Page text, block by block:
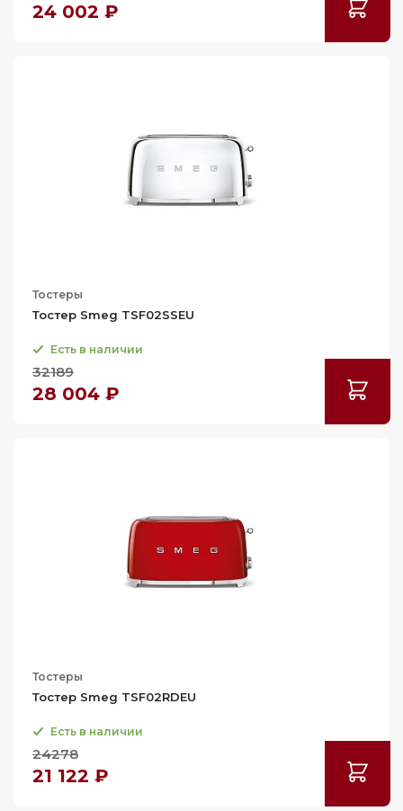
24 002 ₽
Тостеры
Тостер Smeg TSF02SSEU
Есть в наличии
32189
28 004 ₽
Тостеры
Тостер Smeg TSF02RDEU
Есть в наличии
24278
21 122 ₽